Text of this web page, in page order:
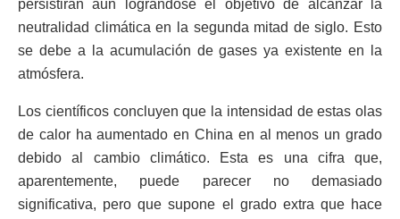
persistirán aun lográndose el objetivo de alcanzar la
neutralidad climática en la segunda mitad de siglo. Esto
se debe a la acumulación de gases ya existente en la
atmósfera.
Los científicos concluyen que la intensidad de estas olas
de calor ha aumentado en China en al menos un grado
debido al cambio climático. Esta es una cifra que,
aparentemente, puede parecer no demasiado
significativa, pero que supone el grado extra que hace